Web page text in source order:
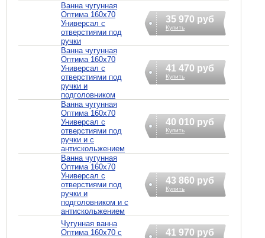
Ванна чугунная
Оптима 160х70
Универсал с
отверстиями под
ручки
35 970 руб
Купить
Ванна чугунная
Оптима 160х70
Универсал с
отверстиями под
ручки и
подголовником
41 470 руб
Купить
Ванна чугунная
Оптима 160х70
Универсал с
отверстиями под
ручки и с
антискольжением
40 010 руб
Купить
Ванна чугунная
Оптима 160х70
Универсал с
отверстиями под
ручки и
подголовником и с
антискольжением
43 860 руб
Купить
Чугунная ванна
Оптима 160х70 с
41 970 руб